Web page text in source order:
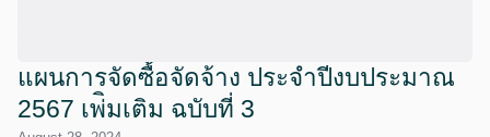
แผนการจัดซื้อจัดจ้าง ประจำปีงบประมาณ
2567 เพ่ิมเติม ฉบับที่ 3